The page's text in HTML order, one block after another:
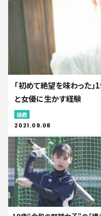
「初めて絶望を味わった
と女優に生かす経験
話題
2021.09.08